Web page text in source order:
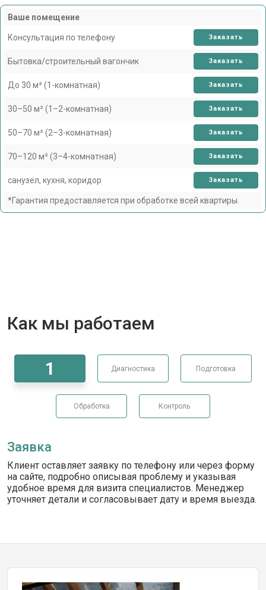
Ваше помещение
Консультация по телефону Заказать
Бытовка/строительный вагончик Заказать
До 30 м² (1-комнатная) Заказать
30–50 м² (1–2-комнатная) Заказать
50–70 м² (2–3-комнатная) Заказать
70–120 м² (3–4-комнатная) Заказать
санузел, кухня, коридор Заказать
*Гарантия предоставляется при обработке всей квартиры.
Как мы работаем
1 Диагностика Подготовка
Обработка Контроль
Заявка
Клиент оставляет заявку по телефону или через форму
на сайте, подробно описывая проблему и указывая
удобное время для визита специалистов. Менеджер
уточняет детали и согласовывает дату и время выезда.